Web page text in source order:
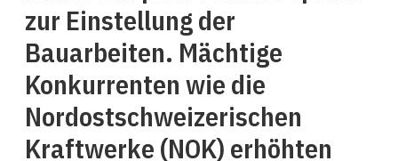
zur Einstellung der
Bauarbeiten. Mächtige
Konkurrenten wie die
Nordostschweizerischen
Kraftwerke (NOK) erhöhten